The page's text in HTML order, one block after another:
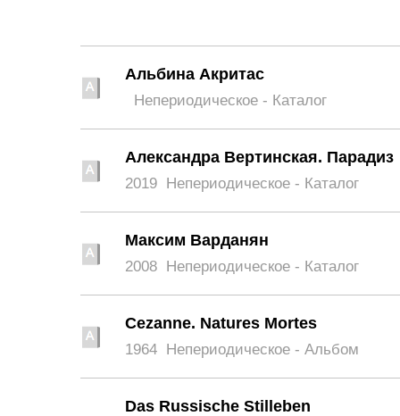
Альбина Акритас
Непериодическое - Каталог
Александра Вертинская. Парадиз
2019 Непериодическое - Каталог
Максим Варданян
2008 Непериодическое - Каталог
Cezanne. Natures Mortes
1964 Непериодическое - Альбом
Das Russische Stilleben